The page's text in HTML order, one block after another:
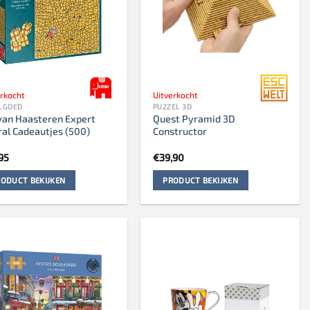
Haasteren Expert
Cadeautjes (500)
BEKIJKEN
Uitverkocht
PUZZEL 3D
Quest Pyramid 3D
Constructor
€39,90
PRODUCT BEKIJKEN